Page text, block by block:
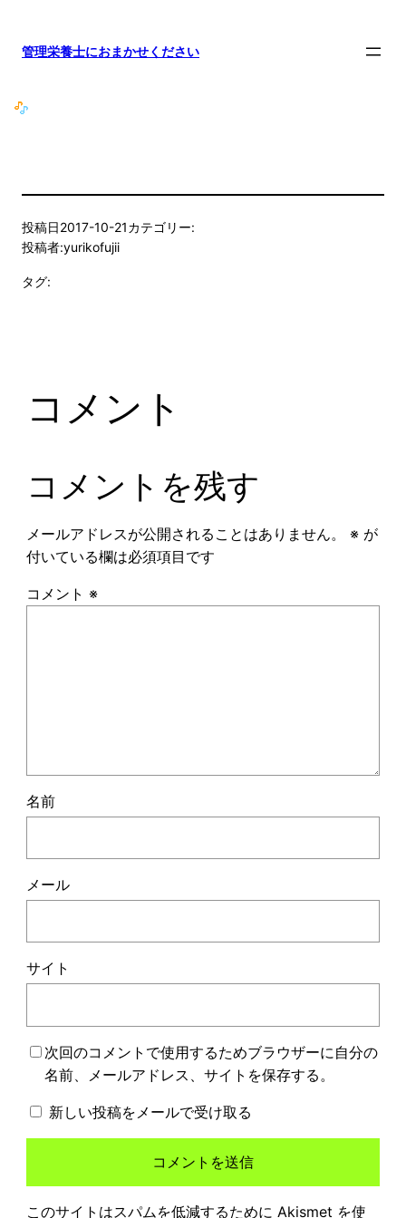
管理栄養士におまかせください
投稿日2017-10-21カテゴリー:
投稿者:yurikofujii
タグ:
コメント
コメントを残す
メールアドレスが公開されることはありません。 ※が
付いている欄は必須項目です
コメント ※
名前
メール
サイト
次回のコメントで使用するためブラウザーに自分の
名前、メールアドレス、サイトを保存する。
新しい投稿をメールで受け取る
このサイトはスパムを低減するために Akismet を使